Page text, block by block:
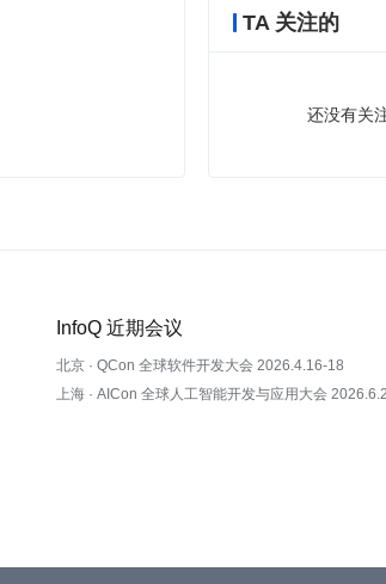
TA 关注的
还没有关
InfoQ 近期会议
北京 · QCon 全球软件开发大会 2026.4.16-18
上海 · AICon 全球人工智能开发与应用大会